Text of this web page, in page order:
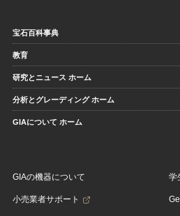
宝石百科事典
教育
研究とニュース ホーム
分析とグレーディング ホーム
GIAについて ホーム
GIAの機器について
小売業者サポート
学